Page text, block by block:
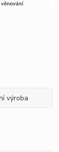
výroba